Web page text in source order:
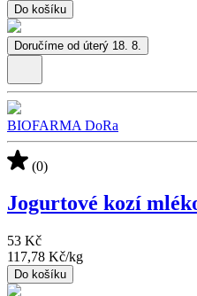
Do košíku
Doručíme od úterý 18. 8.
BIOFARMA DoRa
(0)
Jogurtové kozí
53 Kč
117,78 Kč/kg
Do košíku